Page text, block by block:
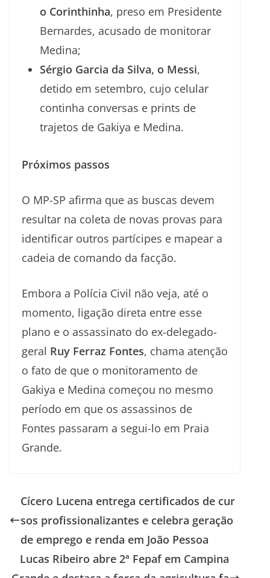
o Corinthinha, preso em Presidente
Bernardes, acusado de monitorar
Medina;
Sérgio Garcia da Silva, o Messi,
detido em setembro, cujo celular
continha conversas e prints de
trajetos de Gakiya e Medina.
Próximos passos
O MP-SP afirma que as buscas devem
resultar na coleta de novas provas para
identificar outros partícipes e mapear a
cadeia de comando da facção.
Embora a Polícia Civil não veja, até o
momento, ligação direta entre esse
plano e o assassinato do ex-delegado-
geral Ruy Ferraz Fontes, chama atenção
o fato de que o monitoramento de
Gakiya e Medina começou no mesmo
período em que os assassinos de
Fontes passaram a segui-lo em Praia
Grande.
Cícero Lucena entrega certificados de cur
sos profissionalizantes e celebra geração
de emprego e renda em João Pessoa
Lucas Ribeiro abre 2ª Fepaf em Campina